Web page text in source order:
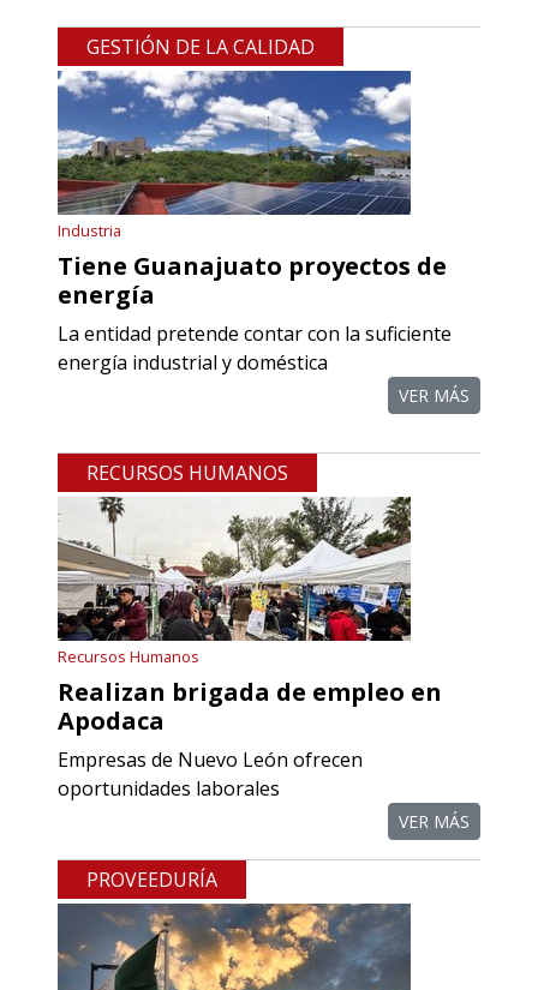
GESTIÓN DE LA CALIDAD
Industria
Tiene Guanajuato proyectos de
energía
La entidad pretende contar con la suficiente
energía industrial y doméstica
VER MÁS
RECURSOS HUMANOS
Recursos Humanos
Realizan brigada de empleo en
Apodaca
Empresas de Nuevo León ofrecen
oportunidades laborales
VER MÁS
PROVEEDURÍA